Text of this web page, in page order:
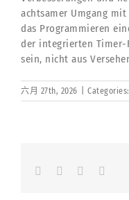
achtsamer Umgang
das Programmieren
der integrierten
sein, nicht aus
六月 27th, 2026 Categories:
FacebookLinkedInWhatsapp